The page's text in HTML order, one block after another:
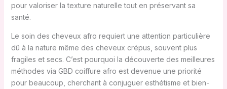
pour valoriser la texture naturelle tout en préservant sa
santé.
Le soin des cheveux afro requiert une attention particulière
dû à la nature même des cheveux crépus, souvent plus
fragiles et secs. C’est pourquoi la découverte des meilleures
méthodes via GBD coiffure afro est devenue une priorité
pour beaucoup, cherchant à conjuguer esthétisme et bien-